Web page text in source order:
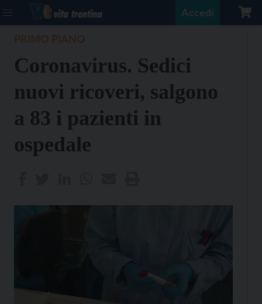
Accedi
Coronavirus. Sedici
nuovi ricoveri, salgono
a 83 i pazienti in
ospedale